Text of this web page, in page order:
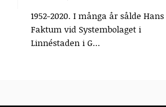
1952-2020. I många år sålde Hans
Faktum vid Systembolaget i
Linnéstaden i G...